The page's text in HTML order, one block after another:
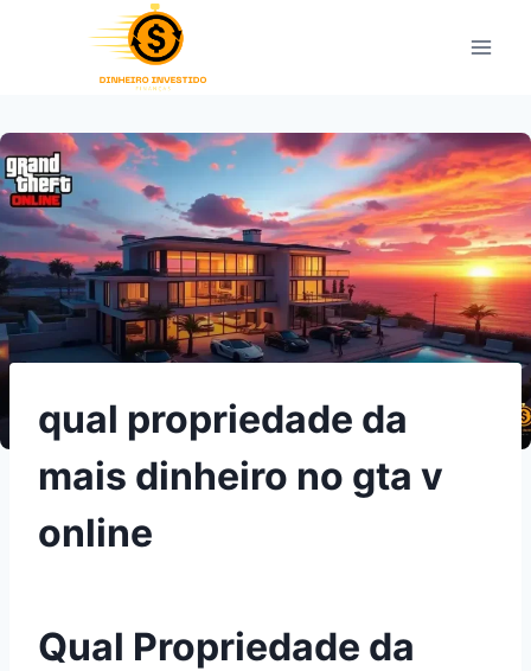
qual propriedade da
mais dinheiro no gta v
online
Qual Propriedade da